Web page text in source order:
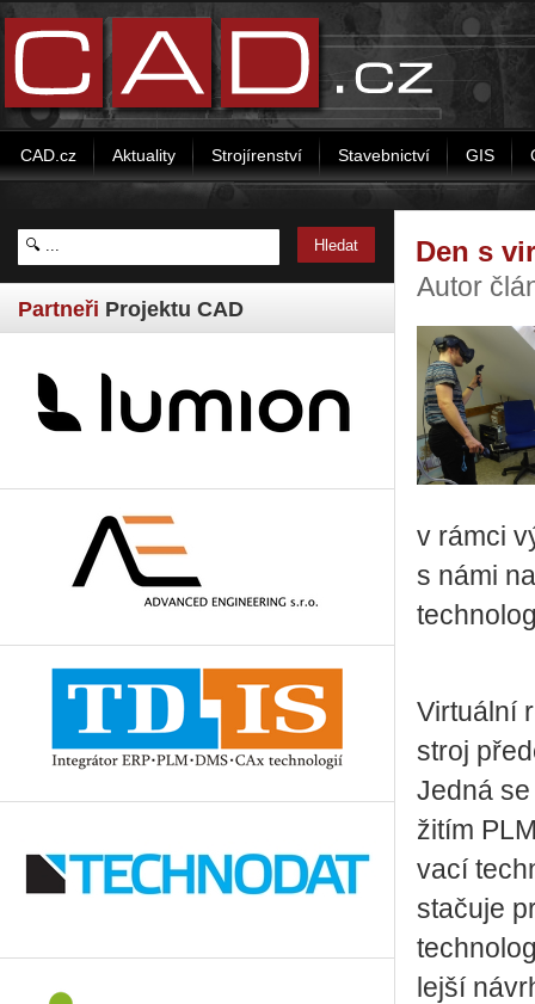
CAD.cz Aktuality Strojírenství Stavebnictví GIS
Partneři Projektu CAD
Den s
Autor
v rámci
s námi
Vir­tu­ál­ní
stroj
Jedná
ži­tím
va­cí
sta­ču­je
lej­ší